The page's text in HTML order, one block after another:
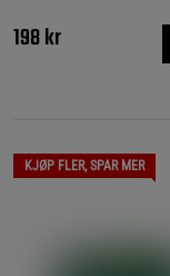
198 kr
KJØP FLER, SPAR MER